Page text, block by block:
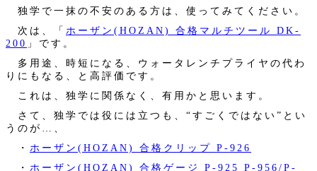
独学で一抹の不安のある方は、使ってみてください。
次は、「 ホーザン(HOZAN) 合格マルチツール DK-
200 」です。
多用途、時短になる、ウォータレンチプライヤの代わ
りにもなる、と高評価です。
これは、独学に関係なく、有用かと思います。
さて、独学では役には立つも、“すごくではない”とい
うのが…、
・ ホーザン(HOZAN) 合格クリップ P-926
・ ホーザン(HOZAN) 合格ゲージ P-925 P-956/P-